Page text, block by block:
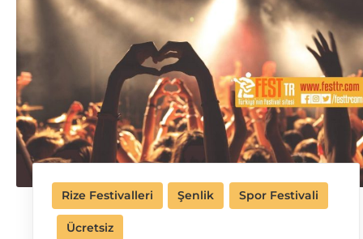
Rize Festivalleri Şenlik Spor Festivali
Ücretsiz